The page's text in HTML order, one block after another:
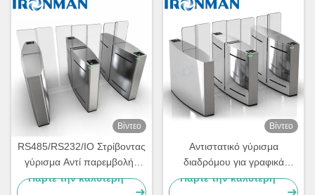
Βίντεο
RS485/RS232/IO Στρίβοντας
γύρισμα Αντί παρεμβολής
Αντί τσιμπήματος Αντί
Πάρτε την καλύτερη
Βίντεο
Αντιστατικό γύρισμα
διαδρόμου για γραφικά
σημεία / σταθμούς / χώρους
αναψυχής και ψυχαγωγίας
Πάρτε την καλύτερη